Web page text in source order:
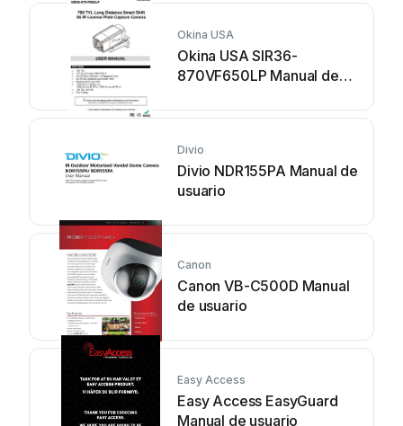
Okina USA
Okina USA SIR36-
870VF650LP Manual de
Divio
Divio NDR155PA Manual de
usuario
Canon
Canon VB-C500D Manual
de usuario
Easy Access
Easy Access EasyGuard
Manual de usuario